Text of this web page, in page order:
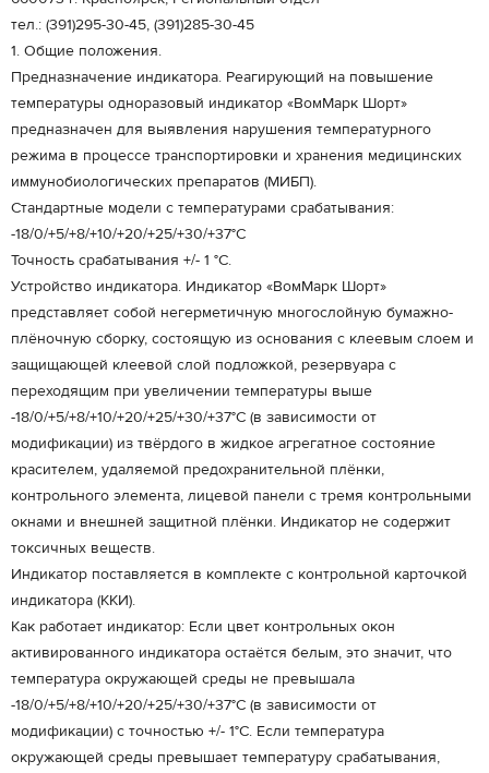
тел.: (391)295-30-45, (391)285-30-45
1. Общие положения.
Предназначение индикатора. Реагирующий на повышение
температуры одноразовый индикатор «ВомМарк Шорт»
предназначен для выявления нарушения температурного
режима в процессе транспортировки и хранения медицинских
иммунобиологических препаратов (МИБП).
Стандартные модели с температурами срабатывания:
-18/0/+5/+8/+10/+20/+25/+30/+37°С
Точность срабатывания +/- 1 °С.
Устройство индикатора. Индикатор «ВомМарк Шорт»
представляет собой негерметичную многослойную бумажно-
плёночную сборку, состоящую из основания с клеевым слоем и
защищающей клеевой слой подложкой, резервуара с
переходящим при увеличении температуры выше
-18/0/+5/+8/+10/+20/+25/+30/+37°С (в зависимости от
модификации) из твёрдого в жидкое агрегатное состояние
красителем, удаляемой предохранительной плёнки,
контрольного элемента, лицевой панели с тремя контрольными
окнами и внешней защитной плёнки. Индикатор не содержит
токсичных веществ.
Индикатор поставляется в комплекте с контрольной карточкой
индикатора (ККИ).
Как работает индикатор: Если цвет контрольных окон
активированного индикатора остаётся белым, это значит, что
температура окружающей среды не превышала
-18/0/+5/+8/+10/+20/+25/+30/+37°С (в зависимости от
модификации) с точностью +/- 1°С. Если температура
окружающей среды превышает температуру срабатывания,